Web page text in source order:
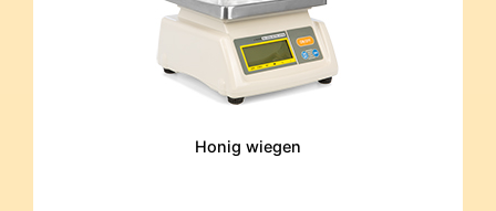
Honig wiegen